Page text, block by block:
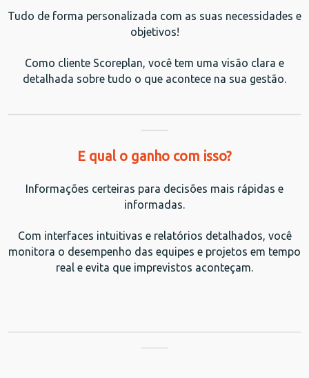
Tudo de forma personalizada com as suas necessidades e
objetivos!
Como cliente Scoreplan, você tem uma visão clara e
detalhada sobre tudo o que acontece na sua gestão.
E qual o ganho com isso?
Informações certeiras para decisões mais rápidas e
informadas.
Com interfaces intuitivas e relatórios detalhados, você
monitora o desempenho das equipes e projetos em tempo
real e evita que imprevistos aconteçam.